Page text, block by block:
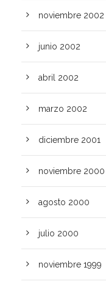
noviembre 2002
junio 2002
abril 2002
marzo 2002
diciembre 2001
noviembre 2000
agosto 2000
julio 2000
noviembre 1999